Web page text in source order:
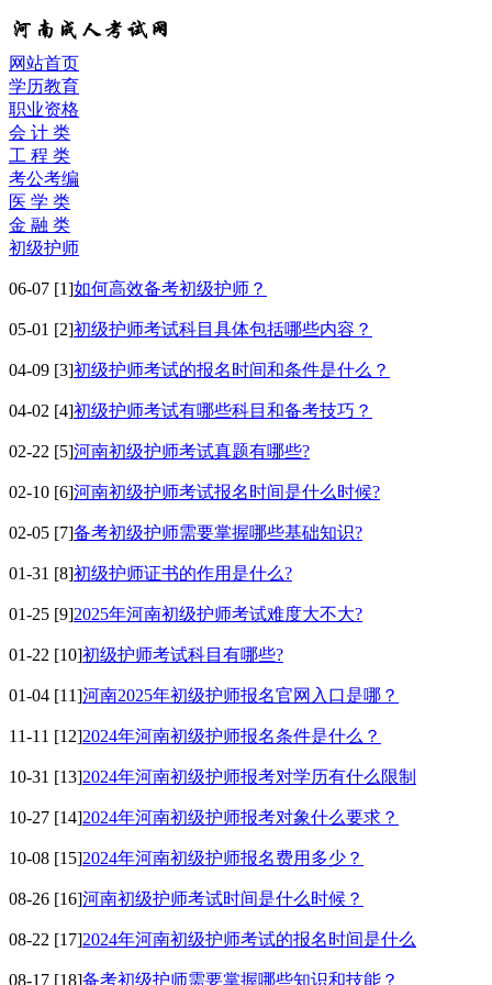
网站首页
学历教育
职业资格
会 计 类
工 程 类
考公考编
医 学 类
金 融 类
初级护师
06-07 [1]如何高效备考初级护师？
05-01 [2]初级护师考试科目具体包括哪些内容？
04-09 [3]初级护师考试的报名时间和条件是什么？
04-02 [4]初级护师考试有哪些科目和备考技巧？
02-22 [5]河南初级护师考试真题有哪些?
02-10 [6]河南初级护师考试报名时间是什么时候?
02-05 [7]备考初级护师需要掌握哪些基础知识?
01-31 [8]初级护师证书的作用是什么?
01-25 [9]2025年河南初级护师考试难度大不大?
01-22 [10]初级护师考试科目有哪些?
01-04 [11]河南2025年初级护师报名官网入口是哪？
11-11 [12]2024年河南初级护师报名条件是什么？
10-31 [13]2024年河南初级护师报考对学历有什么限制
10-27 [14]2024年河南初级护师报考对象什么要求？
10-08 [15]2024年河南初级护师报名费用多少？
08-26 [16]河南初级护师考试时间是什么时候？
08-22 [17]2024年河南初级护师考试的报名时间是什么
08-17 [18]备考初级护师需要掌握哪些知识和技能？